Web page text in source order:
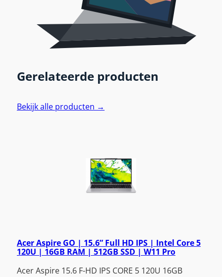
Gerelateerde producten
Bekijk alle producten →
Acer Aspire GO | 15.6” Full HD IPS | Intel Core 5
120U | 16GB RAM | 512GB SSD | W11 Pro
Acer Aspire 15.6 F-HD IPS CORE 5 120U 16GB